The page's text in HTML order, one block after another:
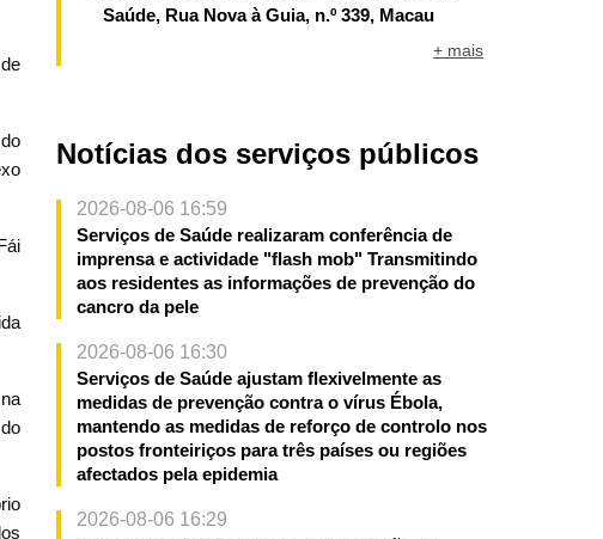
Saúde, Rua Nova à Guia, n.º 339, Macau
+ mais
Notícias dos serviços públicos
2026-08-06 16:59
Serviços de Saúde realizaram conferência de
imprensa e actividade "flash mob" Transmitindo
aos residentes as informações de prevenção do
cancro da pele
2026-08-06 16:30
Serviços de Saúde ajustam flexivelmente as
medidas de prevenção contra o vírus Ébola,
mantendo as medidas de reforço de controlo nos
postos fronteiriços para três países ou regiões
afectados pela epidemia
2026-08-06 16:29